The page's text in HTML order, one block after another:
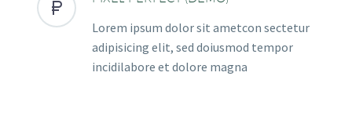


Lorem ipsum dolor sit ametcon sectetur
adipisicing elit, sed doiusmod tempor
incidilabore et dolore magna